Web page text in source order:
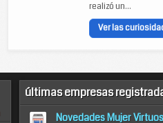
realizó un...
Ver las
últimas empresas
Novedades Mujer